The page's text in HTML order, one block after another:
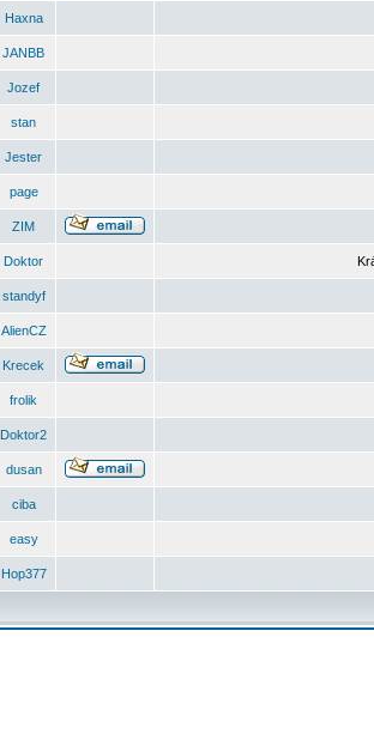
Haxna
JANBB
Jozef
stan
Jester
page
ZIM
Doktor
standyf
AlienCZ
Krecek
frolik
Doktor2
dusan
ciba
easy
Hop377